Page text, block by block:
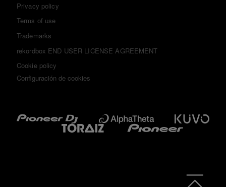
Privacy policy
Terms of use
Trademarks
rekordbox END USER LICENSE AGREEMENT
Cookie policy
Configuración de cookies